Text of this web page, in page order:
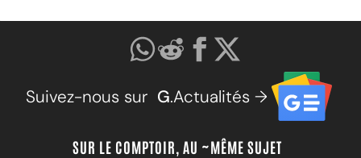
Suivez-nous sur G.Actualités →
SUR LE COMPTOIR, AU ~MÊME SUJET